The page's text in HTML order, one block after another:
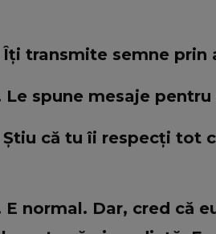
transmite semne prin
Le spune mesaje pentru
Știu că tu îi respecți tot
E normal. Dar, cred că